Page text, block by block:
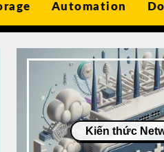
Automation
Kiến thức